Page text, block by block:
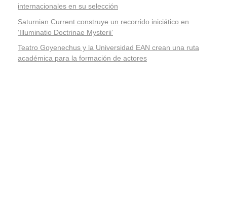
internacionales en su selección
Saturnian Current construye un recorrido iniciático en
‘Illuminatio Doctrinae Mysterii’
Teatro Goyenechus y la Universidad EAN crean una ruta
académica para la formación de actores